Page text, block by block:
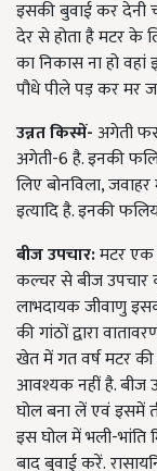
इसकी बुवाई कर
देर से होता है मटर के
का निकास ना हो
पौधे पीले पड़ कर मर
उन्नत किस्में-अगेती
अगेती-6 है. इनकी
लिए बोनविला,
इत्यादि है. इनकी
बीज उपचार:मटर एक
कल्चर से बीज उपचार
लाभदायक जीवाणु
की गांठों द्वारा
खेत में गत वर्ष मटर
आवश्यक नहीं है. बीज
घोल बना लें एवं इसमें
इस घोल में भली-भांति
बाद बुवाई करें.